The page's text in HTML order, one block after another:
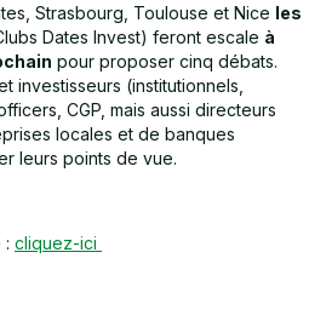
Strasbourg, Toulouse et Nice les
Dates Invest) feront escale à
pour proposer cinq débats.
investisseurs (institutionnels,
CGP, mais aussi directeurs
locales et de banques
leurs points de vue.
: cliquez-ici